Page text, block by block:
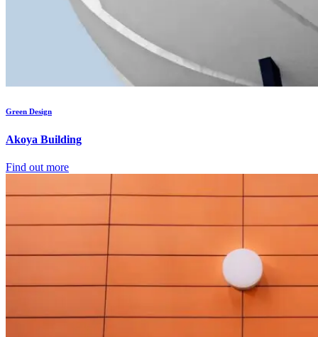
Green Design
Akoya Building
Find out more